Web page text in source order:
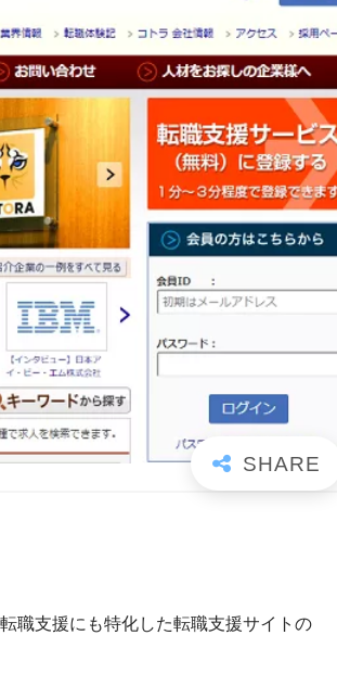
職支援にも特化した転職支援サイトの